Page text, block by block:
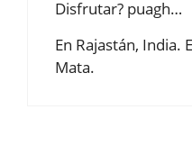
Disfrutar? puagh…
En Rajastán, India.
Mata.